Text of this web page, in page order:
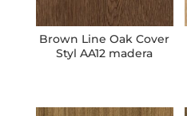
Brown Line Oak Cover
Styl AA12 madera